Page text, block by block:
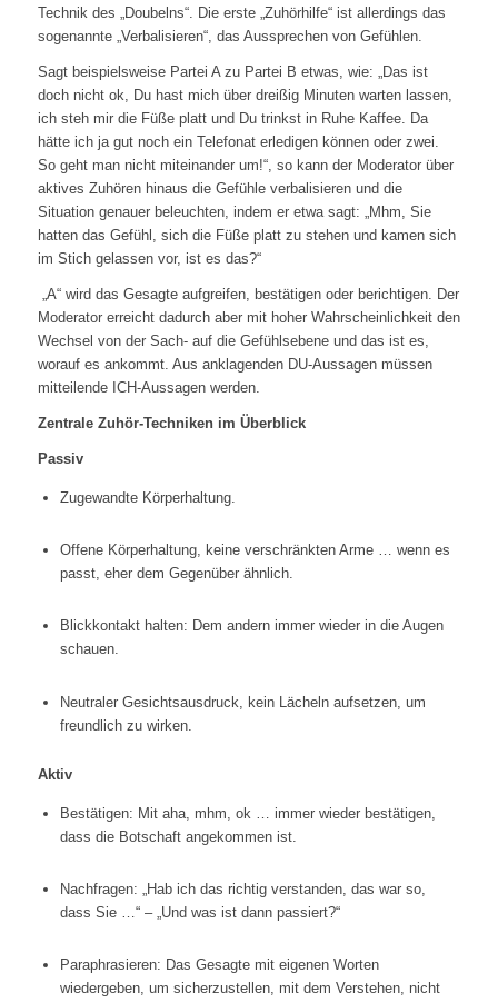
Technik des „Doubelns“. Die erste „Zuhörhilfe“ ist allerdings das
sogenannte „Verbalisieren“, das Aussprechen von Gefühlen.
Sagt beispielsweise Partei A zu Partei B etwas, wie: „Das ist
doch nicht ok, Du hast mich über dreißig Minuten warten lassen,
ich steh mir die Füße platt und Du trinkst in Ruhe Kaffee. Da
hätte ich ja gut noch ein Telefonat erledigen können oder zwei.
So geht man nicht miteinander um!“, so kann der Moderator über
aktives Zuhören hinaus die Gefühle verbalisieren und die
Situation genauer beleuchten, indem er etwa sagt: „Mhm, Sie
hatten das Gefühl, sich die Füße platt zu stehen und kamen sich
im Stich gelassen vor, ist es das?“
„A“ wird das Gesagte aufgreifen, bestätigen oder berichtigen. Der
Moderator erreicht dadurch aber mit hoher Wahrscheinlichkeit den
Wechsel von der Sach- auf die Gefühlsebene und das ist es,
worauf es ankommt. Aus anklagenden DU-Aussagen müssen
mitteilende ICH-Aussagen werden.
Zentrale Zuhör-Techniken im Überblick
Passiv
Zugewandte Körperhaltung.
Offene Körperhaltung, keine verschränkten Arme … wenn es
passt, eher dem Gegenüber ähnlich.
Blickkontakt halten: Dem andern immer wieder in die Augen
schauen.
Neutraler Gesichtsausdruck, kein Lächeln aufsetzen, um
freundlich zu wirken.
Aktiv
Bestätigen: Mit aha, mhm, ok … immer wieder bestätigen,
dass die Botschaft angekommen ist.
Nachfragen: „Hab ich das richtig verstanden, das war so,
dass Sie …“ – „Und was ist dann passiert?“
Paraphrasieren: Das Gesagte mit eigenen Worten
wiedergeben, um sicherzustellen, mit dem Verstehen, nicht